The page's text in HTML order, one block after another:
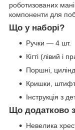
роботизованих
компоненти для
Що у наборі?
Ручки — 4 шт.
Кігті (лівий і
Поршні,
Кришки,
Інструкція з
Що додатково
Невелика